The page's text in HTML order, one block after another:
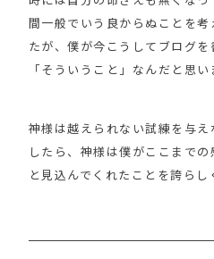
間一般でいう良からぬことを
たが、僕が今こうしてブログ
「そういうこと」なんだと思い
神様は越えられない試練を与
したら、神様は僕がここまで
と見込んでくれたことを誇らし